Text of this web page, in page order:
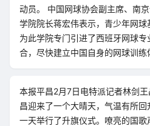
动员。 中国网球协会副主席、南
学院院长蒋宏伟表示，青少年网球
为此学院专门引进了西班牙网球
合，尽快建立中国自身的网球训练
本报平昌2月7日电特派记者林剑
昌迎来了一个大晴天，气温有所
一天举行了升旗仪式。嘹亮的国